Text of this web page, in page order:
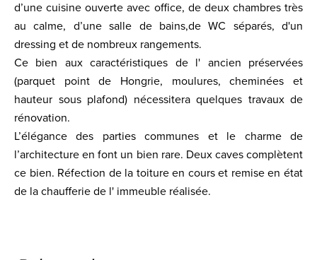
d’une cuisine ouverte avec office, de deux chambres très
au calme, d’une salle de bains,de WC séparés, d'un
dressing et de nombreux rangements.
Ce bien aux caractéristiques de l' ancien préservées
(parquet point de Hongrie, moulures, cheminées et
hauteur sous plafond) nécessitera quelques travaux de
rénovation.
L’élégance des parties communes et le charme de
l’architecture en font un bien rare. Deux caves complètent
ce bien. Réfection de la toiture en cours et remise en état
de la chaufferie de l' immeuble réalisée.